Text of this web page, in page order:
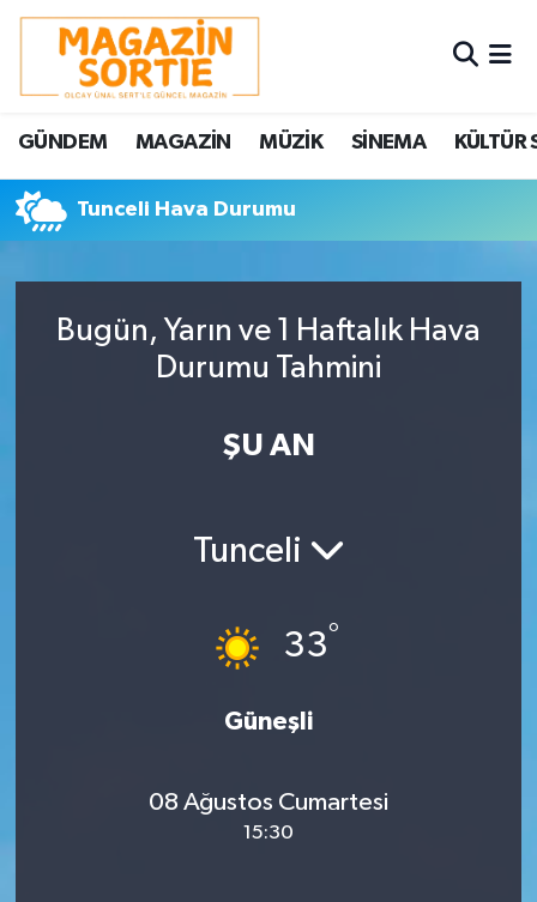
GÜNDEM MAGAZİN MÜZİK SİNEMA KÜLTÜR
Tunceli Hava Durumu
Bugün, Yarın ve 1 Haftalık Hava
Durumu Tahmini
ŞU AN
Tunceli
33°
Güneşli
08 Ağustos Cumartesi
15:30
Nöbetçi Eczaneler
Hava Durumu
Trafik Durumu
Tüm Manşetler